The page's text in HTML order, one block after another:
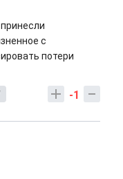
с
потери
-1